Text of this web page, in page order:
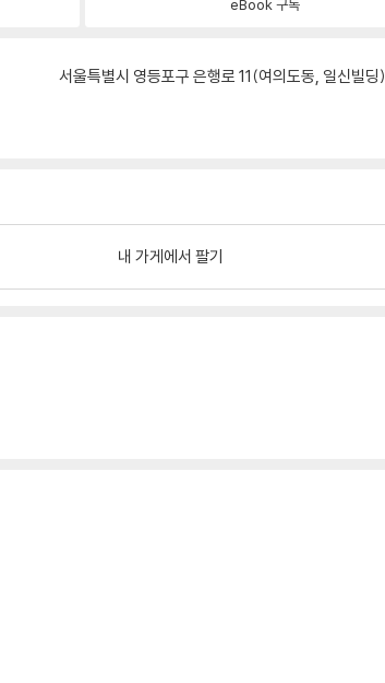
eBook 구독
서울특별시 영등포구 은행로 11(여의도동, 일신빌딩)
내 가게에서 팔기